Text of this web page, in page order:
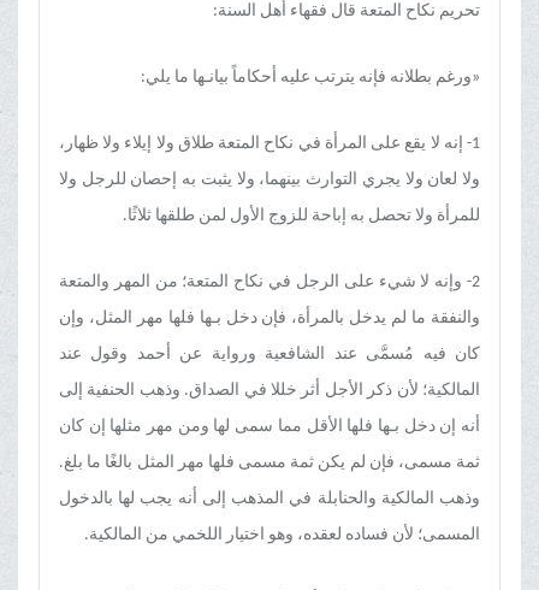
تحریم نکاح المتعة قال فقهاء أهل السنة:
«ورغم بطلانه فإنه يترتب عليه أحكاماً بيانـها ما يلي:
1- إنه لا يقع على المرأة في نكاح المتعة طلاق ولا إيلاء ولا ظهار،
ولا لعان ولا يجري التوارث بينهما، ولا يثبت به إحصان للرجل ولا
للمرأة ولا تحصل به إباحة للزوج الأول لمن طلقها ثلاثًا.
2- وإنه لا شيء على الرجل في نكاح المتعة؛ من المهر والمتعة
والنفقة ما لم يدخل بالمرأة، فإن دخل بـها فلها مهر المثل، وإن
كان فيه مُسمَّى عند الشافعية ورواية عن أحمد وقول عند
المالكية؛ لأن ذكر الأجل أثر خللا في الصداق. وذهب الحنفية إلى
أنه إن دخل بـها فلها الأقل مما سمى لها ومن مهر مثلها إن كان
ثمة مسمى، فإن لم يكن ثمة مسمى فلها مهر المثل بالغًا ما بلغ.
وذهب المالكية والحنابلة في المذهب إلى أنه يجب لها بالدخول
المسمى؛ لأن فساده لعقده، وهو اختيار اللخمي من المالكية.